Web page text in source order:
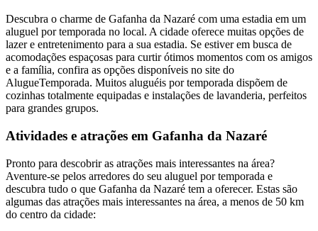
Descubra o charme de Gafanha da Nazaré com uma estadia em um
aluguel por temporada no local. A cidade oferece muitas opções de
lazer e entretenimento para a sua estadia. Se estiver em busca de
acomodações espaçosas para curtir ótimos momentos com os amigos
e a família, confira as opções disponíveis no site do
AlugueTemporada. Muitos aluguéis por temporada dispõem de
cozinhas totalmente equipadas e instalações de lavanderia, perfeitos
para grandes grupos.
Atividades e atrações em Gafanha da Nazaré
Pronto para descobrir as atrações mais interessantes na área?
Aventure-se pelos arredores do seu aluguel por temporada e
descubra tudo o que Gafanha da Nazaré tem a oferecer. Estas são
algumas das atrações mais interessantes na área, a menos de 50 km
do centro da cidade: